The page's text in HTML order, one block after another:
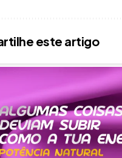
este artigo